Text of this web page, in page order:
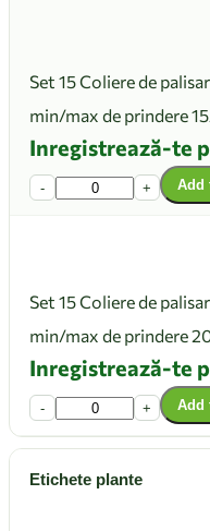
Set 15 Coliere de
min/max de prindere
Inregistrează-te
- + Add
Set 15 Coliere de
min/max de prindere
Inregistrează-te
- + Add
Etichete plante